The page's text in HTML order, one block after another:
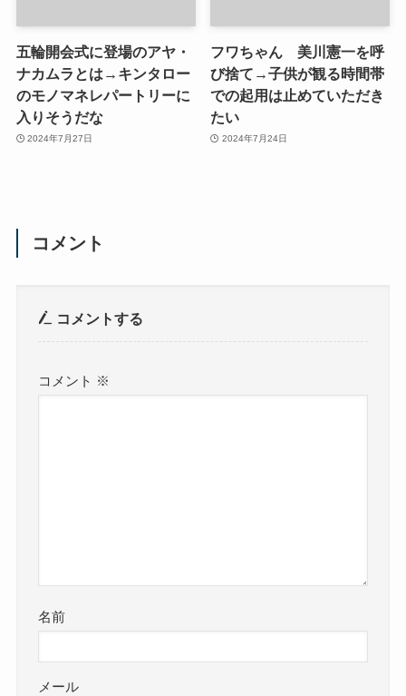
五輪開会式に登場のアヤ・
ナカムラとは→キンタロー
のモノマネレパートリーに
入りそうだな
2024年7月27日
フワちゃん 美川憲一を呼
び捨て→子供が観る時間帯
での起用は止めていただき
たい
2024年7月24日
コメント
コメントする
コメント ※
名前
メール